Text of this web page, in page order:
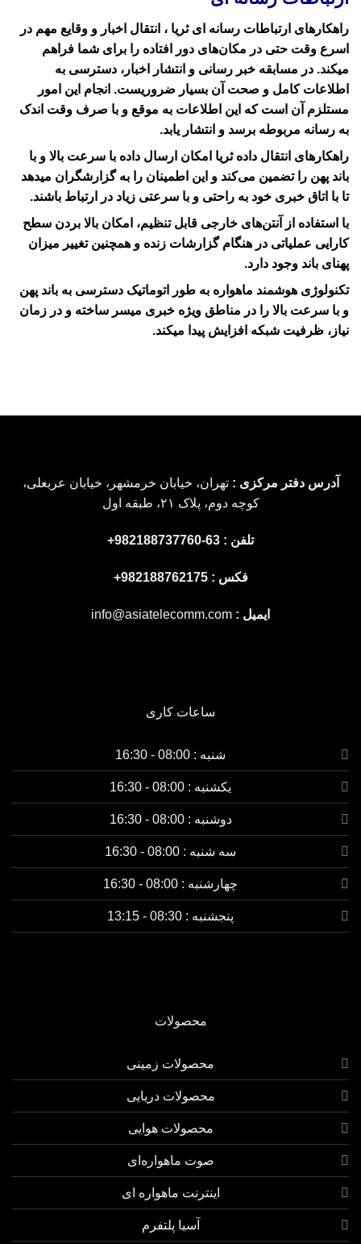
راهکارهای ارتباطات رسانه ای ثریا ، انتقال اخبار و وقایع مهم در
اسرع وقت حتی در مکان‌های دور افتاده را برای شما فراهم
میکند. در مسابقه خبر رسانی و انتشار اخبار، دسترسی به
اطلاعات کامل و صحت آن بسیار ضروریست. انجام این امور
مستلزم آن است که این اطلاعات به موقع و با صرف وقت اندک
به رسانه مربوطه برسد و انتشار یابد.
راهکارهای انتقال داده ثریا امکان ارسال داده با سرعت بالا و با
باند پهن را تضمین می‌کند و این اطمینان را به گزارشگران میدهد
تا با اتاق خبری خود به راحتی و با سرعتی زیاد در ارتباط باشند.
با استفاده از آنتن‌های خارجی قابل تنظیم، امکان بالا بردن سطح
کارایی عملیاتی در هنگام گزارشات زنده و همچنین تغییر میزان
پهنای باند وجود دارد.
تکنولوژی هوشمند ماهواره به طور اتوماتیک دسترسی به باند پهن
و با سرعت بالا را در مناطق ویژه خبری میسر ساخته و در زمان
نیاز، ظرفیت شبکه افزایش پیدا میکند.
آدرس دفتر مرکزی :تهران، خیابان خرمشهر، خیابان عربعلی،
کوچه دوم، پلاک ۲۱، طبقه اول
تلفن : 63-982188737760+
فکس : 982188762175+
ایمیل : info@asiatelecomm.com
ساعات کاری
شنبه : 08:00 - 16:30
یکشنبه : 08:00 - 16:30
دوشنبه :08:00 - 16:30
سه شنبه : 08:00 - 16:30
چهارشنبه : 08:00 - 16:30
پنجشنبه : 08:30 - 13:15
محصولات
محصولات زمینی
محصولات دریایی
محصولات هوایی
صوت ماهواره‌ای
اینترنت ماهواره ای
آسیا پلتفرم